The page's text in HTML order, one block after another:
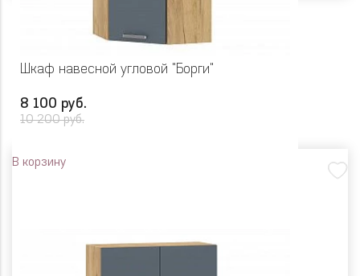
Шкаф навесной угловой "Борги"
8 100 руб.
10 200 руб.
В корзину